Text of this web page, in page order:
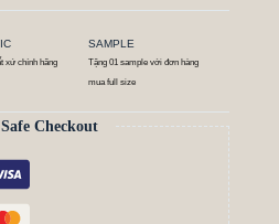
xứ chính hãng
SAMPLE
Tặng 01 sample với đơn hàng
mua full size
Checkout